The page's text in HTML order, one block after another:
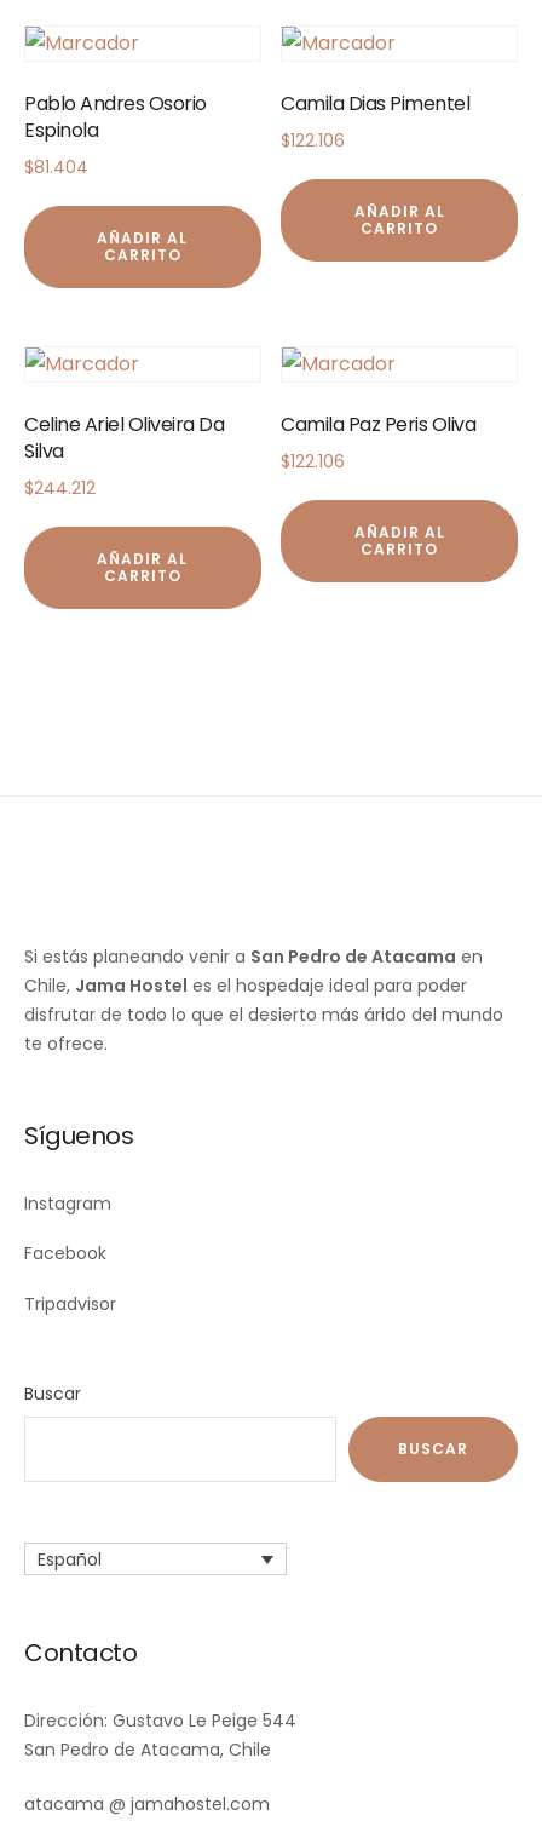
Pablo Andres Osorio
Espinola
$81.404
AÑADIR AL
CARRITO
Camila Dias Pimentel
$122.106
AÑADIR AL
CARRITO
Celine Ariel Oliveira Da
Silva
$244.212
AÑADIR AL
CARRITO
Camila Paz Peris Oliva
$122.106
AÑADIR AL
CARRITO
Si estás planeando venir a San Pedro de Atacama en
Chile, Jama Hostel es el hospedaje ideal para poder
disfrutar de todo lo que el desierto más árido del mundo
te ofrece.
Síguenos
Instagram
Facebook
Tripadvisor
Buscar
BUSCAR
Español
Contacto
Dirección: Gustavo Le Peige 544
San Pedro de Atacama, Chile
atacama @ jamahostel.com